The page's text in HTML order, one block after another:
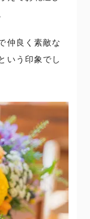
仲良く素敵な
いう印象でし